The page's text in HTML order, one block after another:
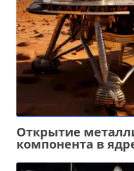
Открытие
компонента в